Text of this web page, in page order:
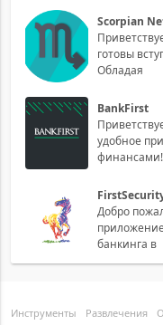
Scorpian
готовы
Обладая
BankFirst
удобное
Добро
банкинга в
Инструменты Развлечения